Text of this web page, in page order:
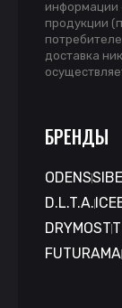
информации
продукции
доставка
БРЕНДЫ
ODENS
D.L.T.A.
DRYMOST
FUTURAMA